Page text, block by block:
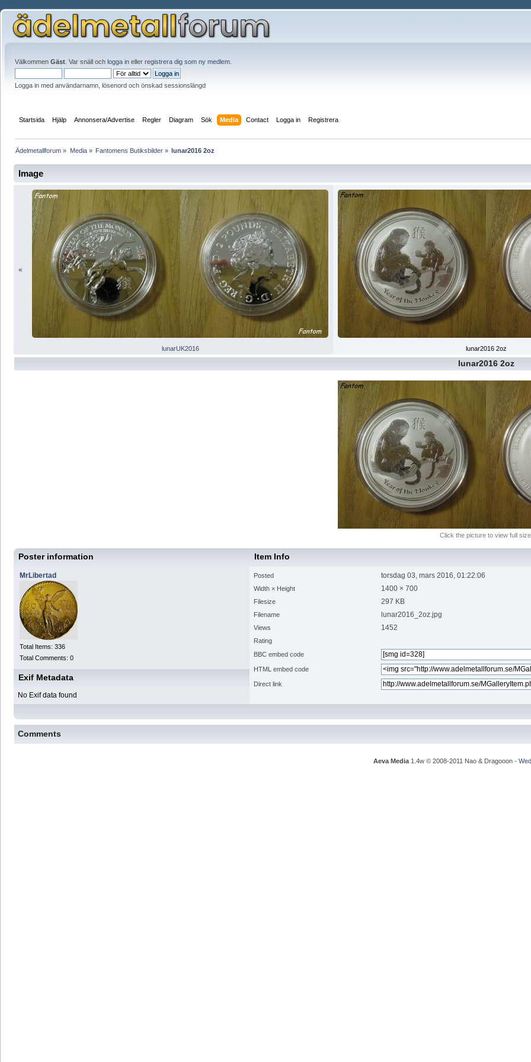
Välkommen Gäst . Var snäll och logga in eller registrera dig som ny medlem
Logga in med användarnamn, lösenord och önskad sessionslängd
Startsida Hjälp Annonsera/Advertise Regler Diagram Sök Media Contact Logga in Registrera
Ädelmetallforum » Media» Fantomens Butiksbilde­r» lunar2016 2oz
Image
«
lunarUK2016 lunar2016 2oz
lunar2016 2oz
Click the picture to view full size.
Poster information Item Info
MrLibertad
Total Items: 336
Total Comments: 0
Posted torsdag 03, mars 2016, 01:22:06
Width × Height 1400 × 700
Filesize 297 KB
Filename lunar2016_2oz.jpg
Views 1452
Rating
BBC embed code
HTML embed code
Direct link
Exif Metadata
No Exif data found
Comments
Aeva Media1.4w © 2008-2011 Nao & Dragooon -